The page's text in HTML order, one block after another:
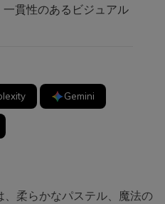
貫性のあるビジュアル
Gemini
、柔らかなパステル、魔法の